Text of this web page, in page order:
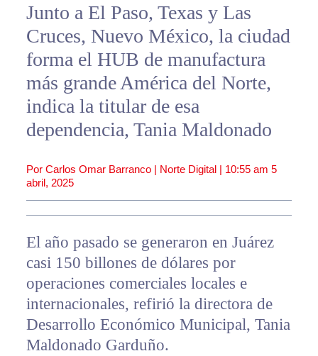
Junto a El Paso, Texas y Las
Cruces, Nuevo México, la ciudad
forma el HUB de manufactura
más grande América del Norte,
indica la titular de esa
dependencia, Tania Maldonado
Por Carlos Omar Barranco | Norte Digital | 10:55 am 5
abril, 2025
El año pasado se generaron en Juárez
casi 150 billones de dólares por
operaciones comerciales locales e
internacionales, refirió la directora de
Desarrollo Económico Municipal, Tania
Maldonado Garduño.